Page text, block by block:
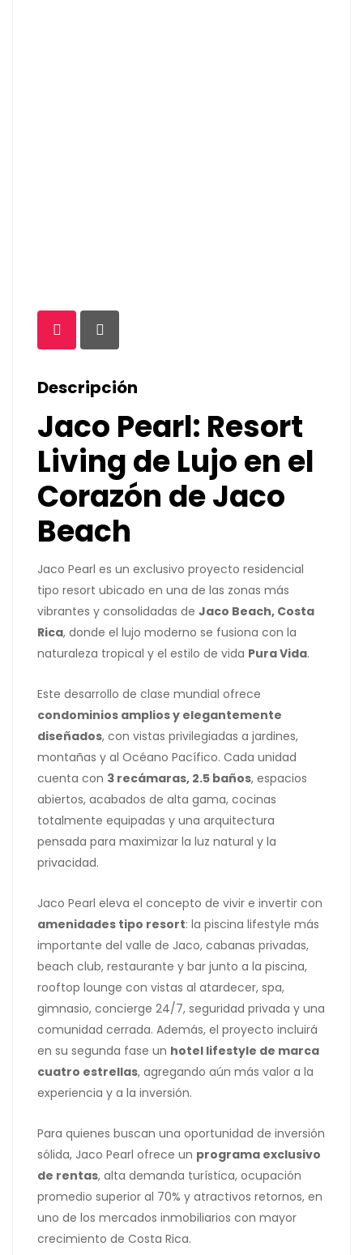
Descripción
Jaco Pearl: Resort
Living de Lujo en el
Corazón de Jaco
Beach
Jaco Pearl es un exclusivo proyecto residencial
tipo resort ubicado en una de las zonas más
vibrantes y consolidadas de Jaco Beach, Costa
Rica, donde el lujo moderno se fusiona con la
naturaleza tropical y el estilo de vida Pura Vida.
Este desarrollo de clase mundial ofrece
condominios amplios y elegantemente
diseñados, con vistas privilegiadas a jardines,
montañas y al Océano Pacífico. Cada unidad
cuenta con 3 recámaras, 2.5 baños, espacios
abiertos, acabados de alta gama, cocinas
totalmente equipadas y una arquitectura
pensada para maximizar la luz natural y la
privacidad.
Jaco Pearl eleva el concepto de vivir e invertir con
amenidades tipo resort: la piscina lifestyle más
importante del valle de Jaco, cabanas privadas,
beach club, restaurante y bar junto a la piscina,
rooftop lounge con vistas al atardecer, spa,
gimnasio, concierge 24/7, seguridad privada y una
comunidad cerrada. Además, el proyecto incluirá
en su segunda fase un hotel lifestyle de marca
cuatro estrellas, agregando aún más valor a la
experiencia y a la inversión.
Para quienes buscan una oportunidad de inversión
sólida, Jaco Pearl ofrece un programa exclusivo
de rentas, alta demanda turística, ocupación
promedio superior al 70% y atractivos retornos, en
uno de los mercados inmobiliarios con mayor
crecimiento de Costa Rica.